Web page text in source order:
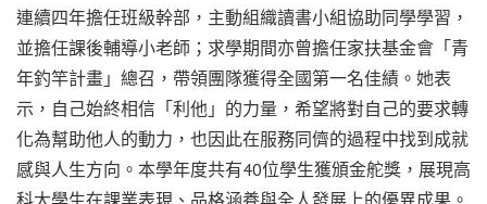
連續四年擔任班級幹部，主動組織讀書小組協助同學學習，
並擔任課後輔導小老師；求學期間亦曾擔任家扶基金會「青
年釣竿計畫」總召，帶領團隊獲得全國第一名佳績。她表
示，自己始終相信「利他」的力量，希望將對自己的要求轉
化為幫助他人的動力，也因此在服務同儕的過程中找到成就
感與人生方向。本學年度共有40位學生獲頒金舵獎，展現高